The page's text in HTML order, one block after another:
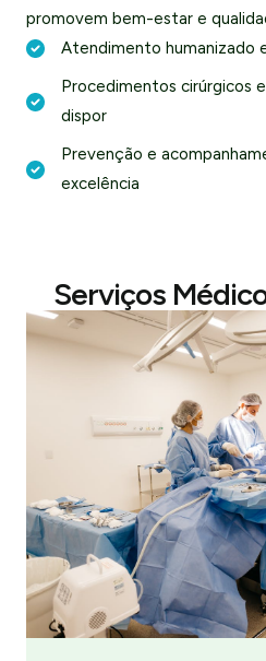
promovem bem-estar e
Atendimento humanizado
Procedimentos cirúrgicos
dispor
Prevenção e
excelência
Serviços